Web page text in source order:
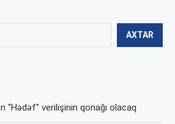
AXTAR
“Hədəf” verilişinin qonağı olacaq